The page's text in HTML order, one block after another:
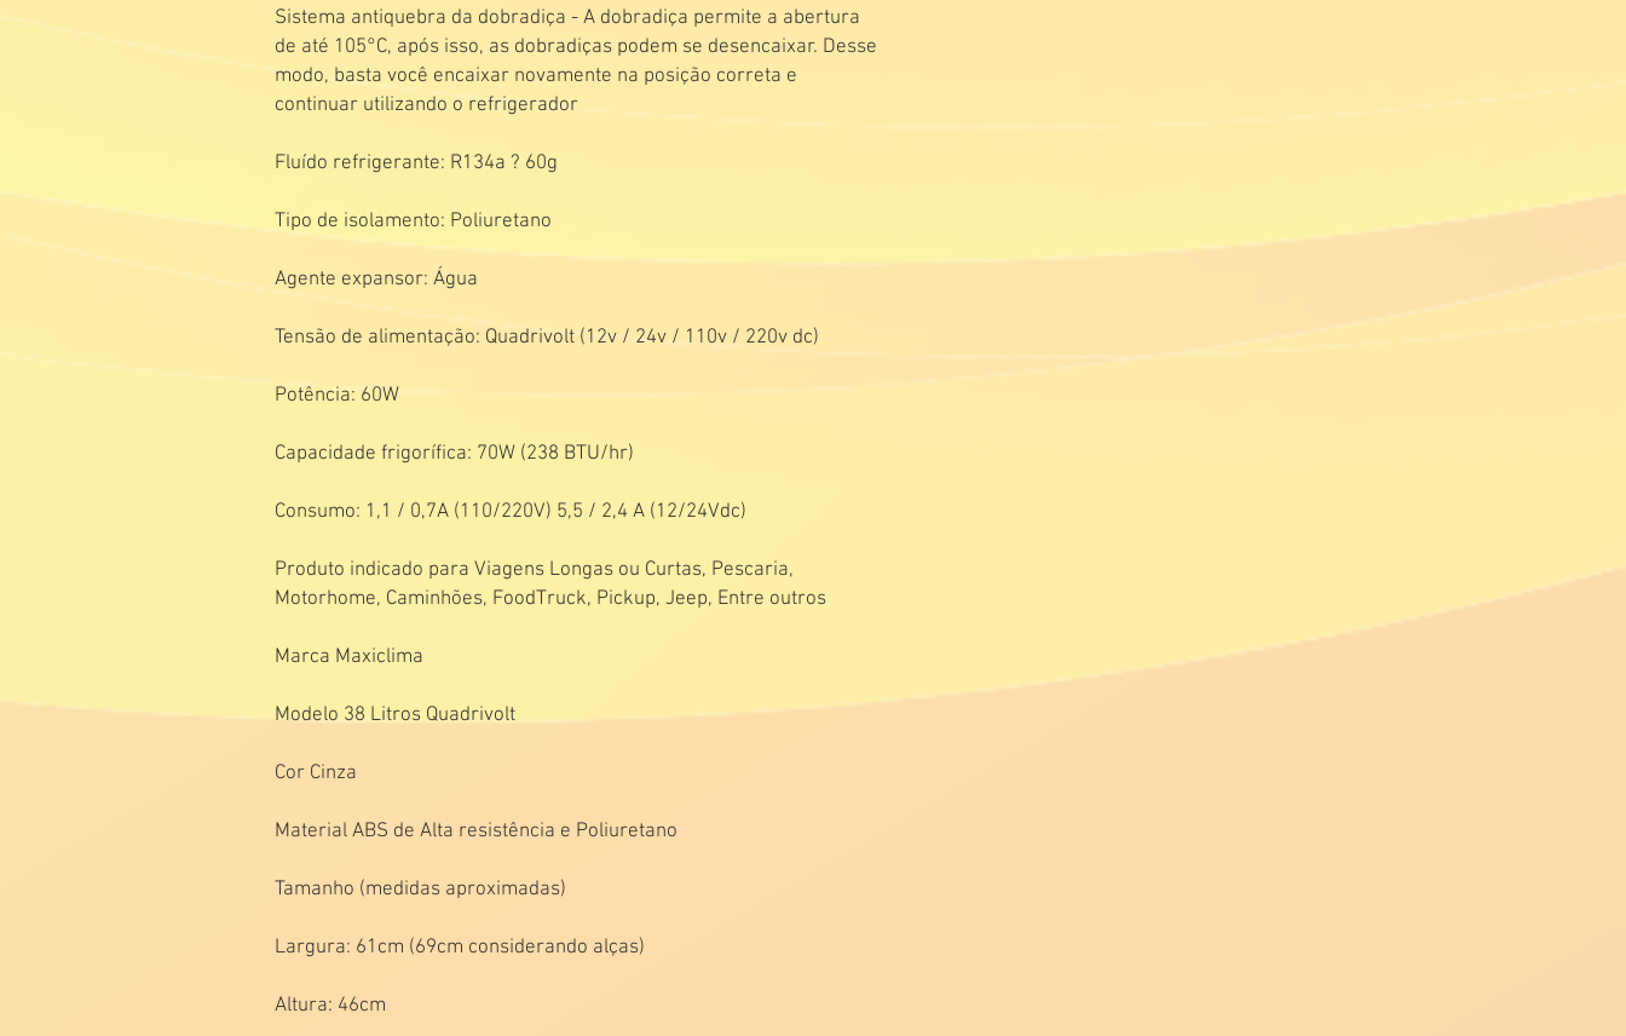
Sistema antiquebra da dobradiça - A dobradiça permite a abertura
de até 105°C, após isso, as dobradiças podem se desencaixar. Desse
modo, basta você encaixar novamente na posição correta e
continuar utilizando o refrigerador
Fluído refrigerante: R134a ? 60g
Tipo de isolamento: Poliuretano
Agente expansor: Água
Tensão de alimentação: Quadrivolt (12v / 24v / 110v / 220v dc)
Potência: 60W
Capacidade frigorífica: 70W (238 BTU/hr)
Consumo: 1,1 / 0,7A (110/220V) 5,5 / 2,4 A (12/24Vdc)
Produto indicado para Viagens Longas ou Curtas, Pescaria,
Motorhome, Caminhões, FoodTruck, Pickup, Jeep, Entre outros
Marca Maxiclima
Modelo 38 Litros Quadrivolt
Cor Cinza
Material ABS de Alta resistência e Poliuretano
Tamanho (medidas aproximadas)
Largura: 61cm (69cm considerando alças)
Altura: 46cm